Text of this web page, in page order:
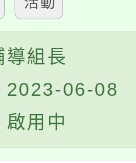
導組長
2023-06-08
啟用中